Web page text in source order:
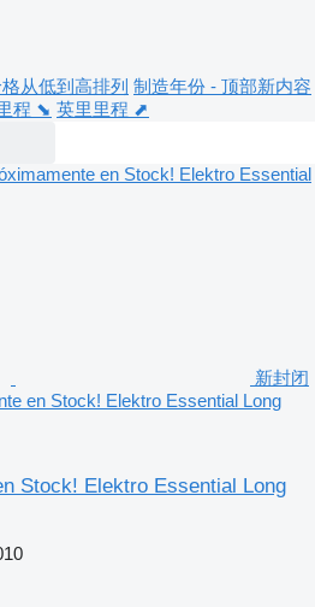
从低到高排列 制造年份 - 顶部新内容
程 ⬊ 英里里程 ⬈
新封闭
en Stock! Elektro Essential Long
Stock! Elektro Essential Long